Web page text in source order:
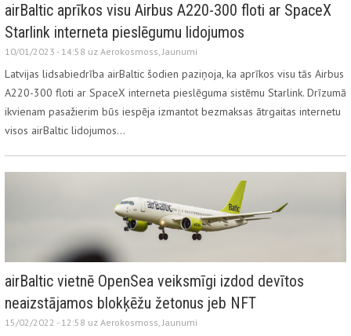
airBaltic aprīkos visu Airbus A220-300 floti ar SpaceX
Starlink interneta pieslēgumu lidojumos
10/01/2023 - 14:58 uz Aerokosmoss,Jaunumi
Latvijas lidsabiedrība airBaltic šodien paziņoja, ka aprīkos visu tās Airbus
A220-300 floti ar SpaceX interneta pieslēguma sistēmu Starlink. Drīzumā
ikvienam pasažierim būs iespēja izmantot bezmaksas ātrgaitas internetu
visos airBaltic lidojumos…
airBaltic vietnē OpenSea veiksmīgi izdod devītos
neaizstājamos blokķēžu žetonus jeb NFT
15/02/2022 - 12:58 uz Aerokosmoss Jaunumi